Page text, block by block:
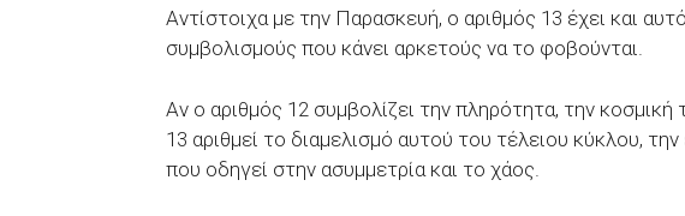
Αντίστοιχα με την Παρασκευή, ο αριθμός 13 έχει και
συμβολισμούς που κάνει αρκετούς να το φοβούνται.
Αν ο αριθμός 12 συμβολίζει την πληρότητα, την κοσμική
13 αριθμεί το διαμελισμό αυτού του τέλειου κύκλου,
που οδηγεί στην ασυμμετρία και το χάος.